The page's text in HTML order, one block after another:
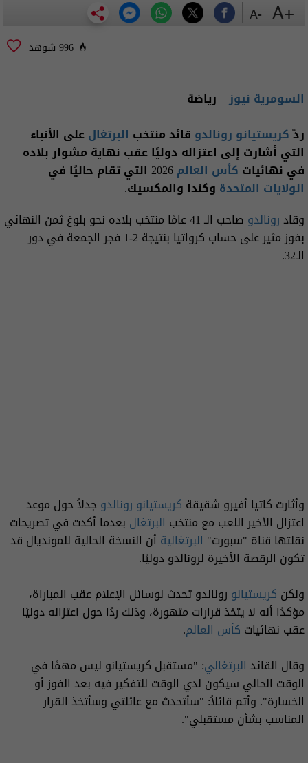
996 شوهد
السومرية نيوز– رياضة
ردّكريستيانو رونالدو قائد منتخب البرتغالعلى الأنباء
التي أشارت إلى اعتزاله دوليًا عقب نهاية مشوار بلاده
في نهائيات كأس العالم
الولايات المتحدة وكندا والمكسيك.
وقادرونالدو
صاحب الـ 41 عامًا منتخب بلاده نحو بلوغ ثمن النهائي
بفوز مثير على حساب كرواتيا بنتيجة 2-1 فجر الجمعة في دور
الـ32.
وأثارت كاتيا أفيرو شقيقة كريستيانو رونالدوجدلاً حول موعد
اعتزال الأخير اللعب مع منتخب البرتغال بعدما أكدت في تصريحات
نقلتها قناة "سبورت" البرتغالية أن النسخة الحالية للمونديال قد
تكون الرقصة الأخيرة لرونالدو دوليًا.
ولكن كريستيانو رونالدو تحدث لوسائل الإعلام عقب المباراة،
مؤكدًا أنه لا يتخذ قرارات متهورة، وذلك ردًا حول اعتزاله دوليًا
عقب نهائيات كأس العالم.
وقال القائد البرتغالي: "مستقبل كريستيانو ليس مهمًا في
الوقت الحالي سيكون لدي الوقت للتفكير فيه بعد الفوز أو
الخسارة". وأتم قائلاً: "سأتحدث مع عائلتي وسأتخذ القرار
المناسب بشأن مستقبلي".
+A
-A